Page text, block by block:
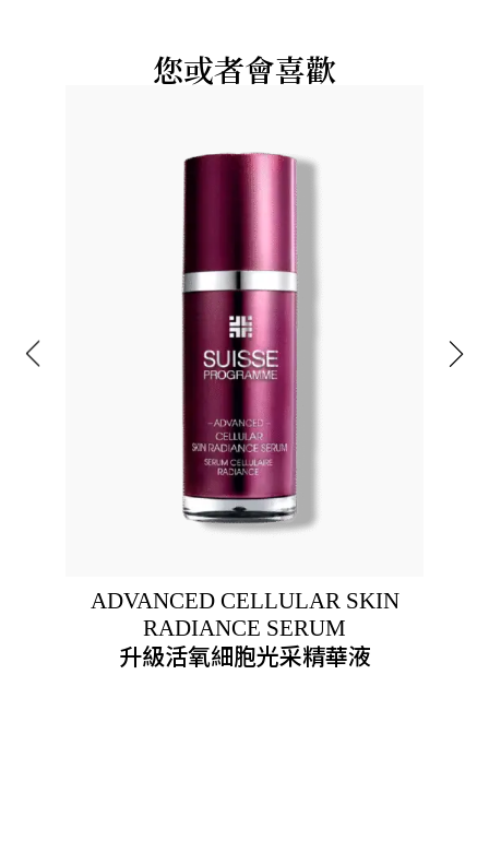
您或者會喜歡
ADVANCED CELLULAR SKIN
RADIANCE SERUM
升級活氧細胞光采精華液